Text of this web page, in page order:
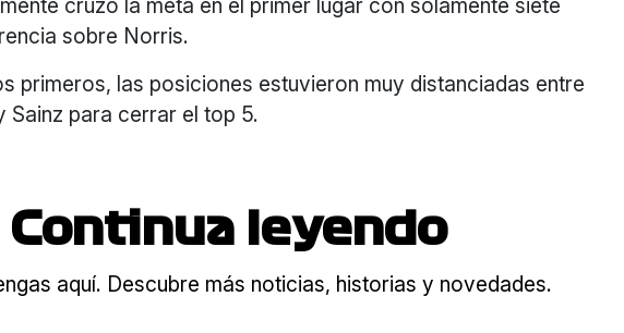
cruzó la meta en el primer lugar con solamente siete
sobre Norris.
primeros, las posiciones estuvieron muy distanciadas entre
Sainz para cerrar el top 5.
Continua leyendo
aquí. Descubre más noticias, historias y novedades.